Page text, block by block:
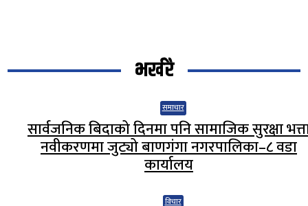
भर्खरै
समाचार
सार्वजनिक बिदाको दिनमा पनि सामाजिक सुरक्षा
नवीकरणमा जुट्यो बाणगंगा नगरपालिका–८ वडा
कार्यालय
विचार